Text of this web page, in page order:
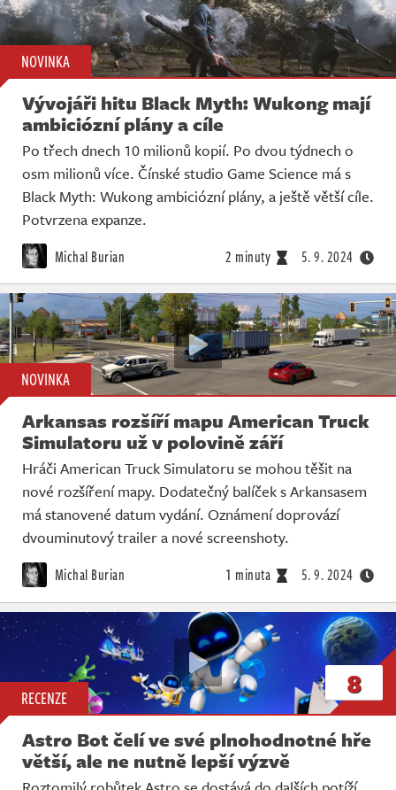
NOVINKA
Vývojáři hitu Black Myth: Wukong mají
ambiciózní plány a cíle
Po třech dnech 10 milionů kopií. Po dvou týdnech o
osm milionů více. Čínské studio Game Science má s
Black Myth: Wukong ambiciózní plány, a ještě větší cíle.
Potvrzena expanze.
Michal Burian 2 minuty 5. 9. 2024
NOVINKA
Arkansas rozšíří mapu American Truck
Simulatoru už v polovině září
Hráči American Truck Simulatoru se mohou těšit na
nové rozšíření mapy. Dodatečný balíček s Arkansasem
má stanovené datum vydání. Oznámení doprovází
dvouminutový trailer a nové screenshoty.
Michal Burian 1 minuta 5. 9. 2024
RECENZE 8
Astro Bot čelí ve své plnohodnotné hře
větší, ale ne nutně lepší výzvě